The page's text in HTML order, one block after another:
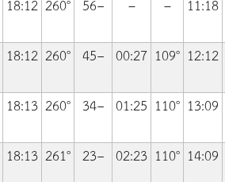
18:12 260° 56− – –
11:18
18:12 260° 45− 00:27 109° 12:12
18:13 260° 34− 01:25 110° 13:09
18:13 261° 23− 02:23 110° 14:09